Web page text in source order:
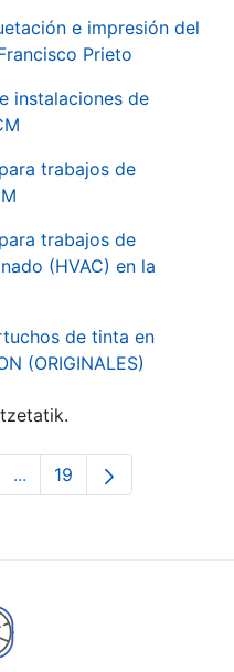
e impresión del
Prieto
instalaciones de
trabajos de
trabajos de
(HVAC) en la
de tinta en
(ORIGINALES)
...Intermediate Pages Use
Orrialdea
19